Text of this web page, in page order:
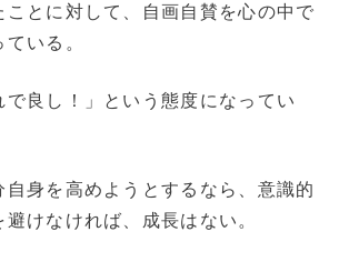
ことに対して、自画自賛を心の中で
いる。
で良し！」という態度になってい
身を高めようとするなら、意識的
けなければ、成長はない。